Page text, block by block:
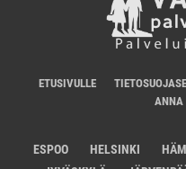
ETUSIVULLE
ANNA
ESPOO HELSINKI